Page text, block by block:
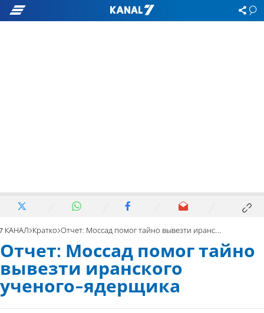
7 КАНАЛ Кратко Отчет: Моссад помог тайно вывезти иранского ученого-ядерщика
Отчет: Моссад помог тайно
вывезти иранского
ученого-ядерщика